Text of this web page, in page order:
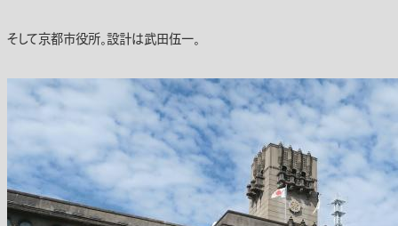
そして京都市役所。設計は武田伍一。